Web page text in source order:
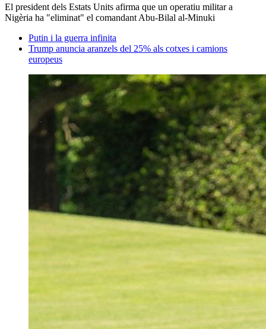
El president dels Estats Units afirma que un operatiu militar a
Nigèria ha "eliminat" el comandant Abu-Bilal al-Minuki
Putin i la guerra infinita
Trump anuncia aranzels del 25% als cotxes i camions
europeus